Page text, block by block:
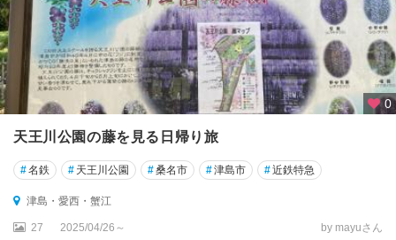
0
天王川公園の藤を見る日帰り旅
#名鉄 # 天王川公園 #桑名市 #津島市 #近鉄特急
津島・愛西・蟹江
27 2025/04/26～ by mayuさん